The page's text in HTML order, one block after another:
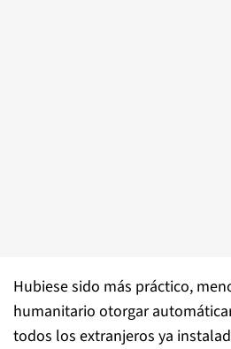
Hubiese sido más práctico,
humanitario otorgar
todos los extranjeros ya